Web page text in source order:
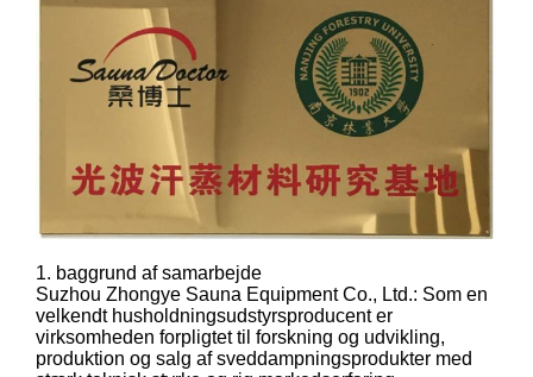
1. baggrund af samarbejde
Suzhou Zhongye Sauna Equipment Co., Ltd.: Som en
velkendt husholdningsudstyrsproducent er
virksomheden forpligtet til forskning og udvikling,
produktion og salg af sveddampningsprodukter med